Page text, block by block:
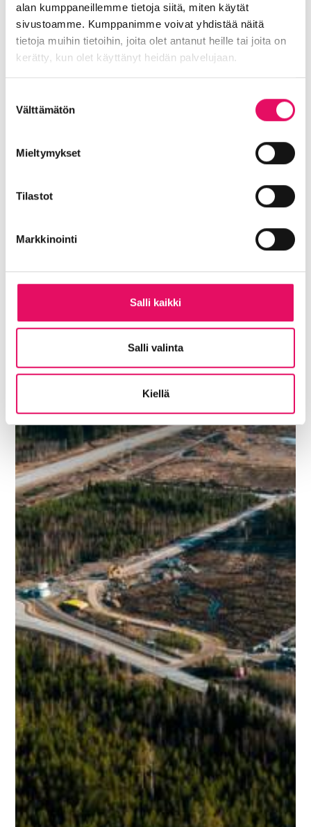
alan kumppaneillemme tietoja siitä, miten käytät
sivustoamme. Kumppanimme voivat yhdistää näitä
tietoja muihin tietoihin, joita olet antanut heille tai joita on
kerätty, kun olet käyttänyt heidän palvelujaan.
valinta
Välttämätön
Mieltymykset
Tilastot
Markkinointi
Salli kaikki
Salli valinta
Kiellä
nuoret
tekijät:
”Ei
muuta
kuin
päin”